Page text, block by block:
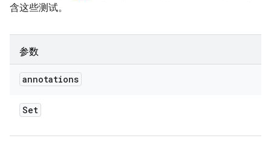
含这些测试。
参数
annotations
Set